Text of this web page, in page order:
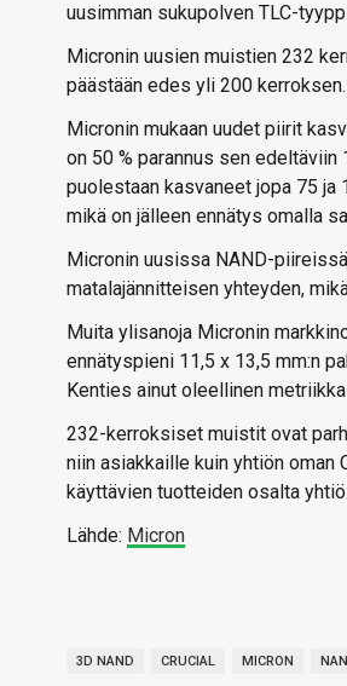
uusimman sukupolven TLC-
Micronin uusien muistien 232
päästään edes yli 200
Micronin mukaan uudet piirit
on 50 % parannus sen
puolestaan kasvaneet jopa 75
mikä on jälleen ennätys omalla
Micronin uusissa NAND-
matalajännitteisen yhteyden,
Muita ylisanoja Micronin
ennätyspieni 11,5 x 13,5 mm:n
Kenties ainut oleellinen
232-kerroksiset muistit ovat
niin asiakkaille kuin yhtiön oman
käyttävien tuotteiden osalta
Lähde: Micron
3D NAND CRUCIAL MICRON